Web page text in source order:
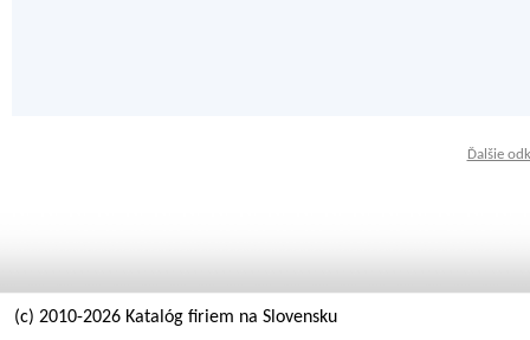
Ďalšie
(c) 2010-2026 Katalóg firiem na Slovensku